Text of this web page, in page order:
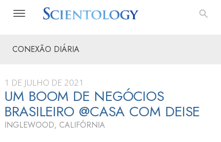
CONEXÃO DIÁRIA
1 DE JULHO DE 2021
UM BOOM DE NEGÓCIOS
BRASILEIRO @CASA COM DEISE
INGLEWOOD, CALIFÓRNIA